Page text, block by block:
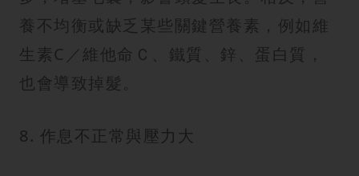
養不均衡或缺乏某些關鍵營養素，例如維
生素C／維他命Ｃ、鐵質、鋅、蛋白質，
也會導致掉髮。
8. 作息不正常與壓力大